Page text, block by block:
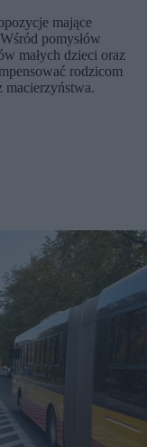
mające
pomysłów
małych dzieci oraz
rodzicom
macierzyństwa.